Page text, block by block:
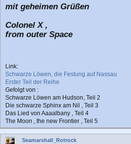
mit geheimen Grüßen
Colonel X ,
from outer Space
Link:
Schwarze Löwen, die Festung auf Nassau
Erster Teil der Reihe
Gefolgt von :
Schwarze Löwen am Hudson, Teil 2
Die schwarze Sphinx am Nil , Teil 3
Das Lied von Aaaalbany , Teil 4
The Moon , the new Frontier , Teil 5
Seamarshall_Rotrock